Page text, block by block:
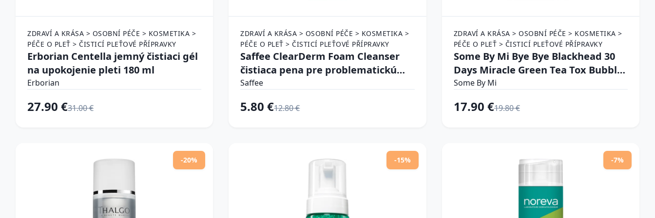
ZDRAVÍ A KRÁSA > OSOBNÍ PÉČE > KOSMETIKA >
PÉČE O PLEŤ > ČISTICÍ PLEŤOVÉ PŘÍPRAVKY
Erborian Centella jemný čistiaci gél
na upokojenie pleti 180 ml
Erborian
27.90 €31.00 €
ZDRAVÍ A KRÁSA > OSOBNÍ PÉČE > KOSMETIKA >
PÉČE O PLEŤ > ČISTICÍ PLEŤOVÉ PŘÍPRAVKY
Saffee ClearDerm Foam Cleanser
čistiaca pena pre problematickú
pleť 200 ml
Saffee
5.80 €12.80 €
ZDRAVÍ A KRÁSA > OSOBNÍ PÉČE > KOSMETIKA >
PÉČE O PLEŤ > ČISTICÍ PLEŤOVÉ PŘÍPRAVKY
Some By Mi Bye Bye Blackhead 30
Days Miracle Green Tea Tox Bubble
Cleanser aktívna čistiaca pena proti
Some By Mi
17.90 €19.80 €
-20% -15% -7%